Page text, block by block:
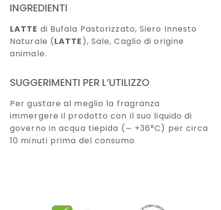
INGREDIENTI
LATTE di Bufala Pastorizzato, Siero Innesto
Naturale (LATTE ), Sale, Caglio di origine
animale.
SUGGERIMENTI PER L’UTILIZZO
Per gustare al meglio la fragranza
immergere il prodotto con il suo liquido di
governo in acqua tiepida (∼ +36°C) per circa
10 minuti prima del consumo